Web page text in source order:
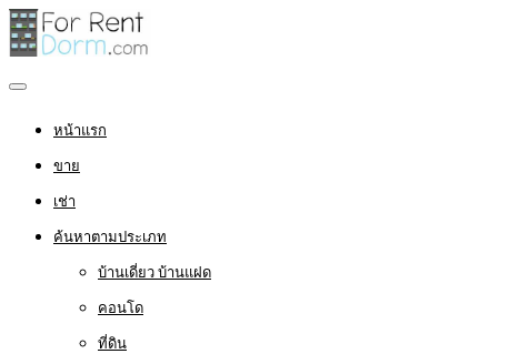
หน้าแรก
ขาย
เช่า
ค้นหาตามประเภท
บ้านเดี่ยว บ้านแฝด
คอนโด
ที่ดิน